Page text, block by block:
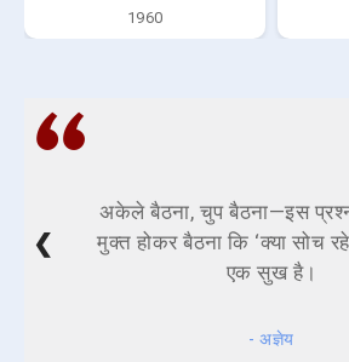
1960
अकेले बैठना, चुप बैठना—इस
मुक्त होकर बैठना कि ‘क्या सोच
एक सुख है।
- अज्ञेय
❮